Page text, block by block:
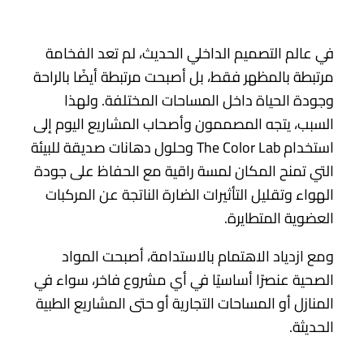
في عالم التصميم الداخلي الحديث، لم تعد الفخامة
مرتبطة بالمظهر فقط، بل أصبحت مرتبطة أيضًا بالراحة
وجودة الحياة داخل المساحات المختلفة. ولهذا
السبب، يتجه المصممون وأصحاب المشاريع اليوم إلى
استخدام The Color Lab وحلول دهانات صديقة للبيئة
التي تمنح المكان لمسة راقية مع الحفاظ على جودة
الهواء وتقليل التأثيرات الضارة الناتجة عن المركبات
العضوية المتطايرة.
ومع ازدياد الاهتمام بالاستدامة، أصبحت المواد
الصحية عنصرًا أساسيًا في أي مشروع فاخر، سواء في
المنازل أو المساحات التجارية أو حتى المشاريع الطبية
الحديثة.